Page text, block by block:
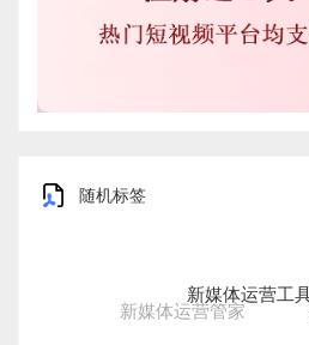
随机标签
新媒体运营管家
新媒体运营工具